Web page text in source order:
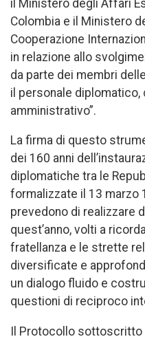
il Ministero degli Affari
Colombia e il Ministero
Cooperazione
in relazione allo
da parte dei membri
il personale
amministrativo”.
La firma di questo
dei 160 anni
diplomatiche tra le
formalizzate il 13 marzo
prevedono di realizzare
quest’anno, volti a
fratellanza e le strette
diversificate e
un dialogo fluido e
questioni di reciproco
Il Protocollo sottoscritto